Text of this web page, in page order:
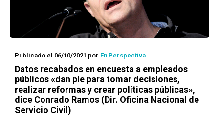
Publicado el 06/10/2021 por En Perspectiva
Datos recabados en encuesta a empleados
públicos «dan pie para tomar decisiones,
realizar reformas y crear políticas públicas»,
dice Conrado Ramos (Dir. Oficina Nacional de
Servicio Civil)